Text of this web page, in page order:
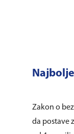
Zakon o
da postave